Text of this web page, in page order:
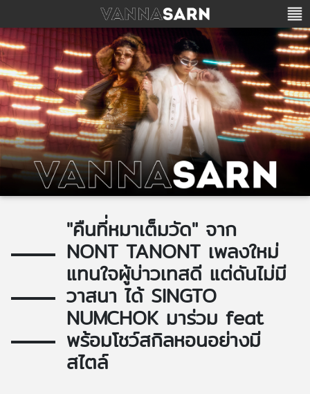
"คืนที่หมาเต็มวัด" จาก
NONT TANONT เพลงใหม่
แทนใจผู้บ่าวเทสดี แต่ดันไม่มี
วาสนา ได้ SINGTO
NUMCHOK มาร่วม feat
พร้อมโชว์สกิลหอนอย่างมี
สไตล์